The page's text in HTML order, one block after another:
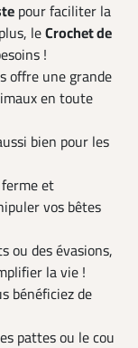
pour faciliter la
leCrochet de
!
offre une grande
en toute
bien pour les
et
vos bêtes
ou des évasions,
la vie !
bénéficiez de
pattes ou le cou